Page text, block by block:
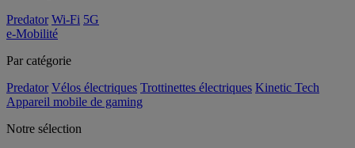
Predator Wi-Fi 5G
e-Mobilité
Par catégorie
Predator Vélos électriques Trottinettes électriques Kinetic Tech
Appareil mobile de gaming
Notre sélection